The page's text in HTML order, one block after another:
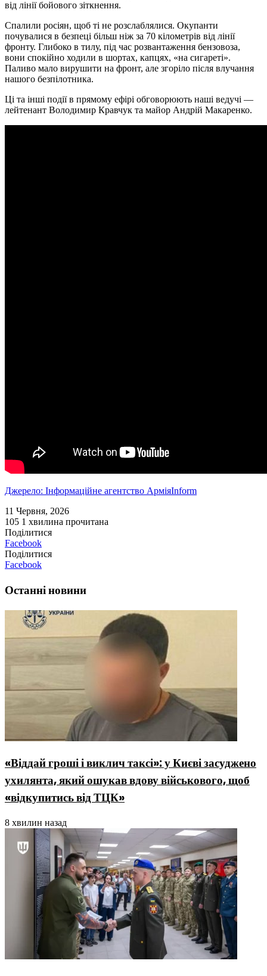
від лінії бойового зіткнення.
Спалили росіян, щоб ті не розслаблялися. Окупанти
почувалися в безпеці більш ніж за 70 кілометрів від лінії
фронту. Глибоко в тилу, під час розвантаження бензовоза,
вони спокійно ходили в шортах, капцях, «на сигареті».
Паливо мало вирушити на фронт, але згоріло після влучання
нашого безпілотника.
Ці та інші події в прямому ефірі обговорюють наші ведучі —
лейтенант Володимир Кравчук та майор Андрій Макаренко.
Джерело: Інформаційне агентство АрміяInform
11 Червня, 2026
105 1 хвилина прочитана
Поділитися
Facebook
Поділитися
Facebook
Останні новини
«Віддай гроші і виклич таксі»: у Києві засуджено
ухилянта, який ошукав вдову військового, щоб
«відкупитись від ТЦК»
8 хвилин назад